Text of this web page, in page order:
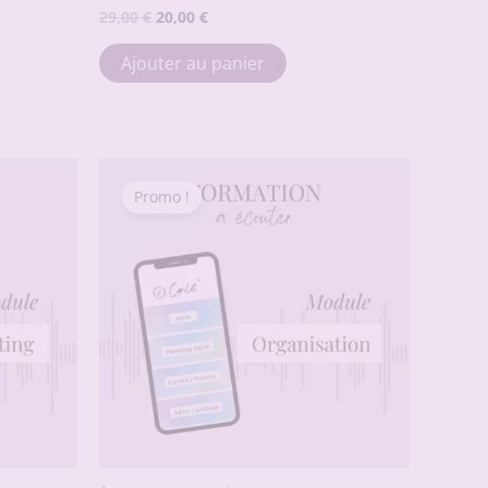
29,00€ Le
initial
était :
20,00 €Le
actuel
est :
Ajouter au panier
Promo !